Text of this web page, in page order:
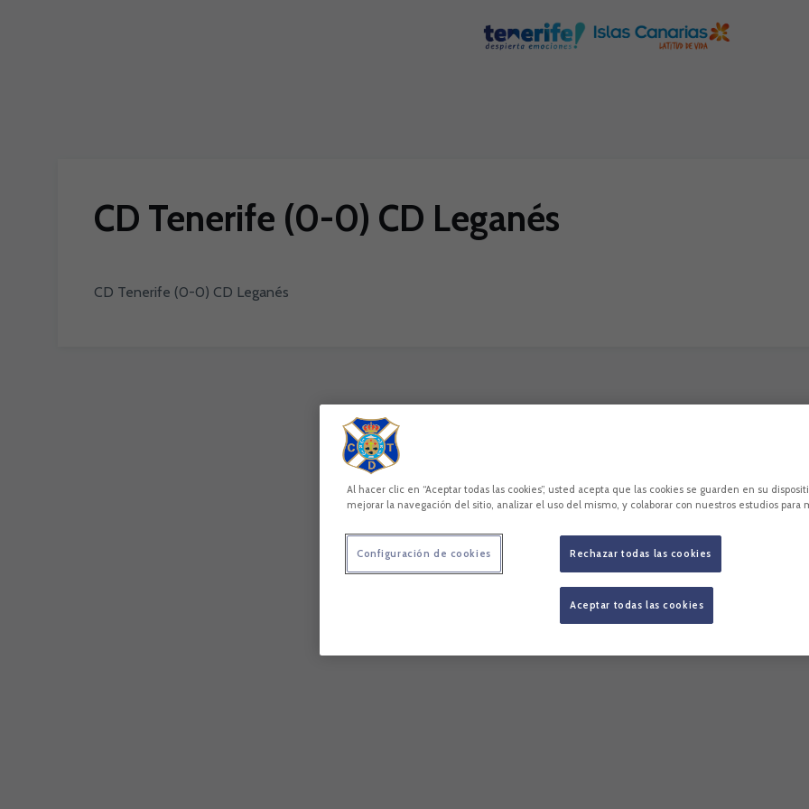
CD Tenerife (0-0) CD Leganés
CD Tenerife (0-0) CD Leganés
Al hacer clic en “Aceptar todas las cookies”, usted acepta que las cookies se guarden en su
mejorar la navegación del sitio, analizar el uso del mismo, y colaborar con nuestros estudios para
Rechazar todas las cookies
Aceptar todas las cookies
Configuración de cookies